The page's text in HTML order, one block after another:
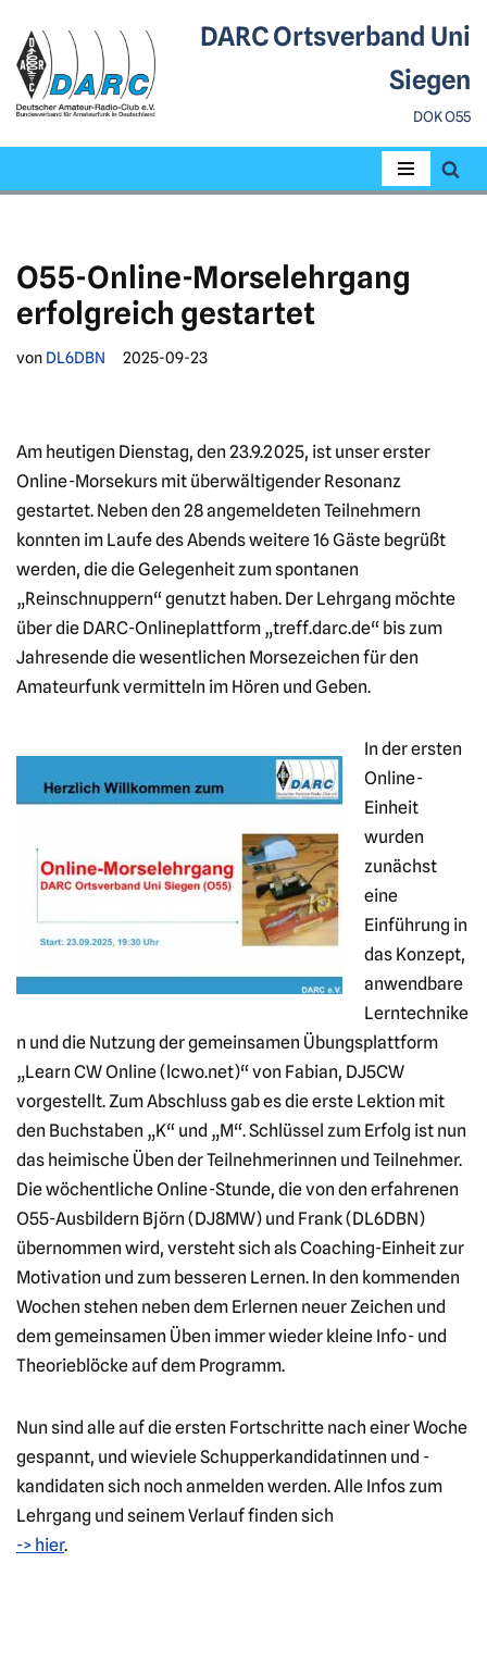
Zum
Inhalt
springen
DARC Ortsverband Uni
Siegen
DOK O55
O55-Online-Morselehrgang
erfolgreich gestartet
von DL6DBN 2025-09-23
Am heutigen Dienstag, den 23.9.2025, ist unser erster
Online-Morsekurs mit überwältigender Resonanz
gestartet. Neben den 28 angemeldeten Teilnehmern
konnten im Laufe des Abends weitere 16 Gäste begrüßt
werden, die die Gelegenheit zum spontanen
„Reinschnuppern“ genutzt haben. Der Lehrgang möchte
über die DARC-Onlineplattform „treff.darc.de“ bis zum
Jahresende die wesentlichen Morsezeichen für den
Amateurfunk vermitteln im Hören und Geben.
In der ersten
Online-
Einheit
wurden
zunächst
eine
Einführung in
das Konzept,
anwendbare
Lerntechnike
n und die Nutzung der gemeinsamen Übungsplattform
„Learn CW Online (lcwo.net)“ von Fabian, DJ5CW
vorgestellt. Zum Abschluss gab es die erste Lektion mit
den Buchstaben „K“ und „M“. Schlüssel zum Erfolg ist nun
das heimische Üben der Teilnehmerinnen und Teilnehmer.
Die wöchentliche Online-Stunde, die von den erfahrenen
O55-Ausbildern Björn (DJ8MW) und Frank (DL6DBN)
übernommen wird, versteht sich als Coaching-Einheit zur
Motivation und zum besseren Lernen. In den kommenden
Wochen stehen neben dem Erlernen neuer Zeichen und
dem gemeinsamen Üben immer wieder kleine Info- und
Theorieblöcke auf dem Programm.
Nun sind alle auf die ersten Fortschritte nach einer Woche
gespannt, und wieviele Schupperkandidatinnen und -
kandidaten sich noch anmelden werden. Alle Infos zum
Lehrgang und seinem Verlauf finden sich
-> hier.